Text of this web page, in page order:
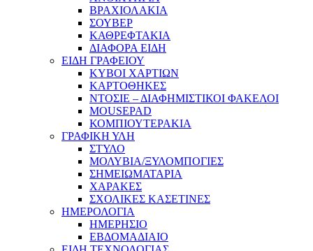
ΒΡΑΧΙΟΛΑΚΙΑ
ΣΟΥΒΕΡ
ΚΑΘΡΕΦΤΑΚΙΑ
ΔΙΑΦΟΡΑ ΕΙΔΗ
ΕΙΔΗ ΓΡΑΦΕΙΟΥ
ΚΥΒΟΙ ΧΑΡΤΙΩΝ
ΚΑΡΤΟΘΗΚΕΣ
ΝΤΟΣΙΕ – ΔΙΑΦΗΜΙΣΤΙΚΟΙ ΦΑΚΕΛΟΙ
MOUSEPAD
ΚΟΜΠΙΟΥΤΕΡΑΚΙΑ
ΓΡΑΦΙΚΗ ΥΛΗ
ΣΤΥΛΟ
ΜΟΛΥΒΙΑ/ΞΥΛΟΜΠΟΓΙΕΣ
ΣΗΜΕΙΩΜΑΤΑΡΙΑ
ΧΑΡΑΚΕΣ
ΣΧΟΛΙΚΕΣ ΚΑΣΕΤΙΝΕΣ
ΗΜΕΡΟΛΟΓΙΑ
ΗΜΕΡΗΣΙΟ
ΕΒΔΟΜΑΔΙΑΙΟ